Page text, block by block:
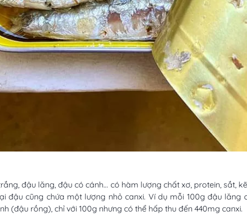
đậu lăng, đậu có cánh… có hàm lượng chất xơ, protein, sắt,
đậu cũng chứa một lượng nhỏ canxi. Ví dụ mỗi 100g đậu lăng
(đậu rồng), chỉ với 100g nhưng có thể hấp thu đến 440mg canxi.